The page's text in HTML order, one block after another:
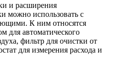
и расширения
можно использовать с
К ним относятся
для автоматического
фильтр для очистки от
для измерения расхода и